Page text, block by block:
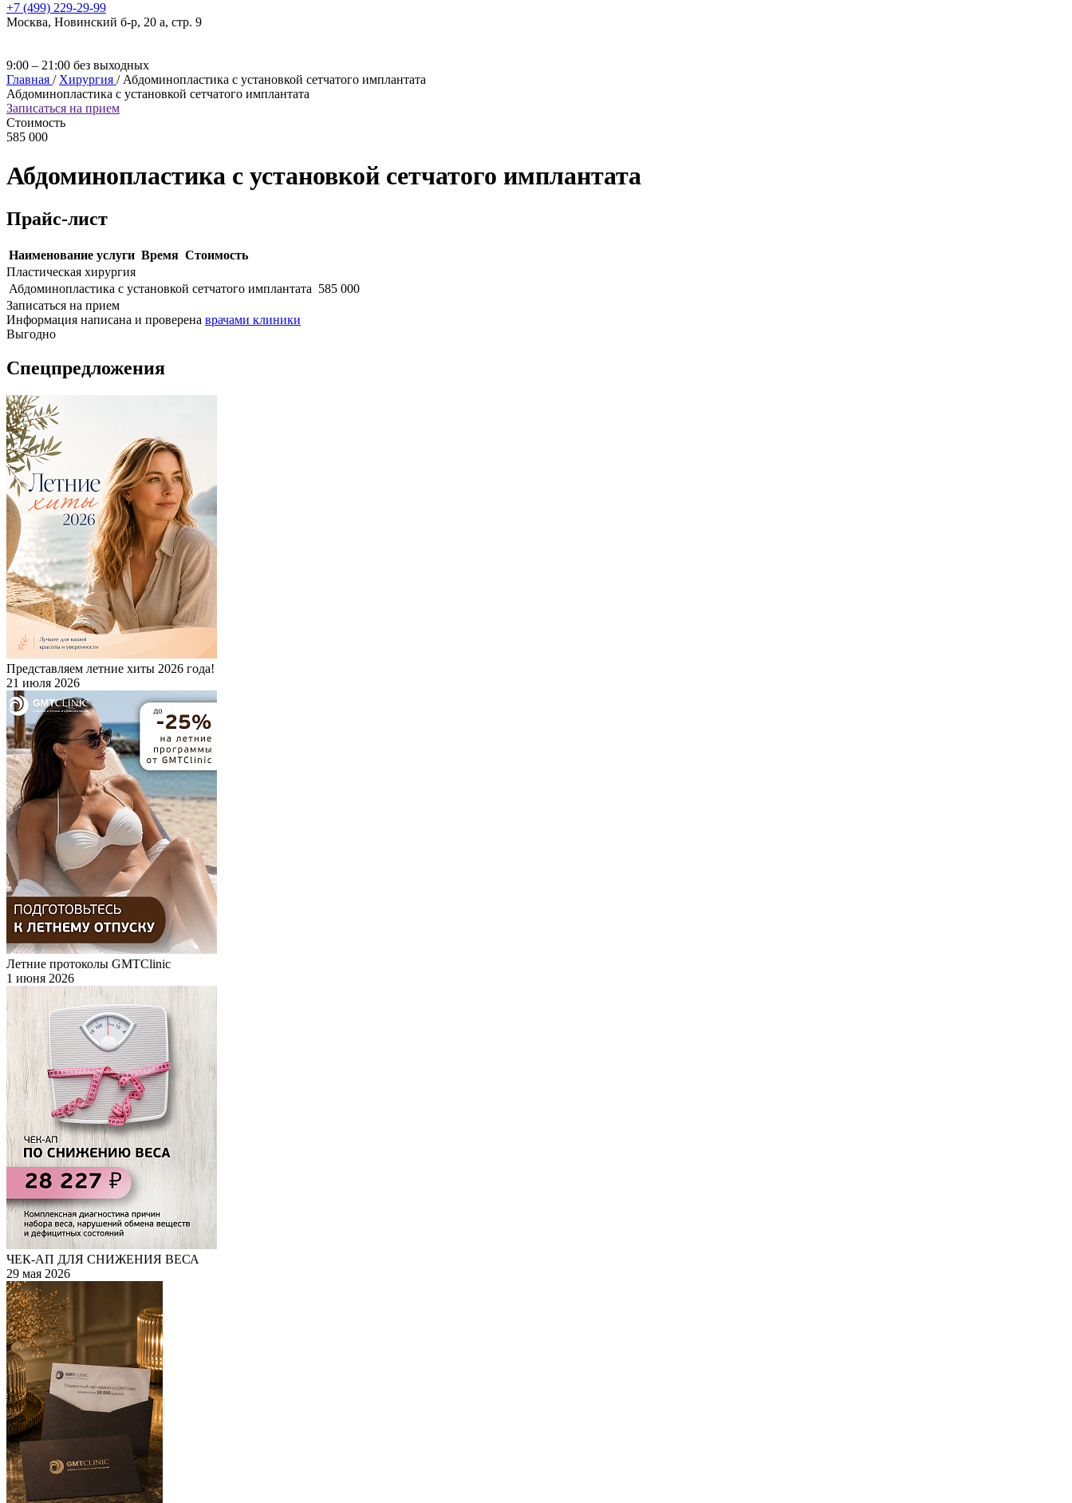
+7 (499) 229-29-99
Москва, Новинский б-р, 20 а, стр. 9
9:00 – 21:00 без выходных
Главная / Хирургия / Абдоминопластика с установкой сетчатого имплантата
Абдоминопластика с установкой сетчатого имплантата
Записаться на прием
Стоимость
585 000
Абдоминопластика с установкой сетчатого имплантата
Прайс-лист
Наименование услуги Время Стоимость
Пластическая хирургия
Абдоминопластика с установкой сетчатого имплантата 585 000
Записаться на прием
Информация написана и проверена врачами клиники
Выгодно
Спецпредложения
Представляем летние хиты 2026 года!
21 июля 2026
Летние протоколы GMTClinic
1 июня 2026
ЧЕК-АП ДЛЯ СНИЖЕНИЯ ВЕСА
29 мая 2026